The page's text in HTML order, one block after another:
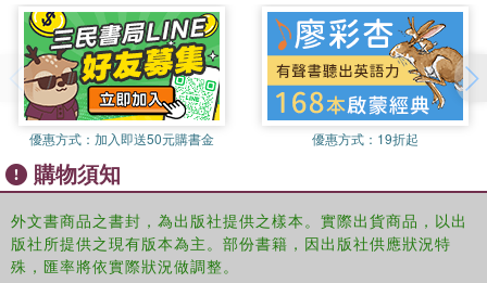
argues that this place should be limited. Drawing together
all arguments for and against RCTs in a comprehensive
and easily accessible single volume, the book also adds
new perspectives and insights to the conversation;
crucially, the book considers the limits of their usefulness
and applicability in education, raising a range of largely
unexplored concerns about their use. Chapters include
discussions on:
The impact of complexity theory and chaos theory.
優惠方式： 加入即送50元購書金 優惠方式： 19折起
購物須知
外文書商品之書封，為出版社提供之樣本。實際出貨商品，以出
版社所提供之現有版本為主。部份書籍，因出版社供應狀況特
殊，匯率將依實際狀況做調整。